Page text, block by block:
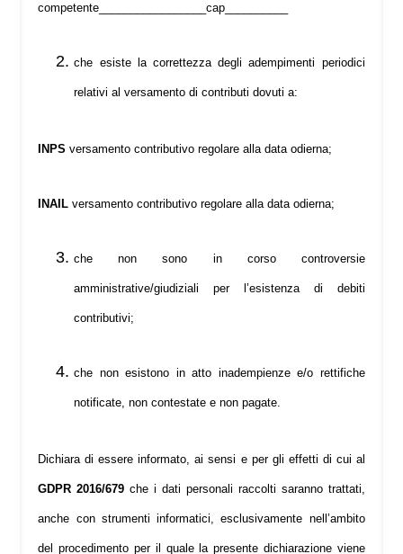
competente_________________cap__________
che esiste la correttezza degli adempimenti periodici
relativi al versamento di contributi dovuti a:
INPS versamento contributivo regolare alla data odierna;
INAIL versamento contributivo regolare alla data odierna;
che non sono in corso controversie
amministrative/giudiziali per l’esistenza di debiti
contributivi;
che non esistono in atto inadempienze e/o rettifiche
notificate, non contestate e non pagate.
Dichiara di essere informato, ai sensi e per gli effetti di cui al
GDPR 2016/679 che i dati personali raccolti saranno trattati,
anche con strumenti informatici, esclusivamente nell’ambito
del procedimento per il quale la presente dichiarazione viene